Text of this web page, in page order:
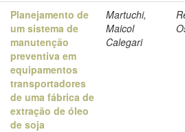
Planejamento de
um sistema de
manutenção
preventiva em
equipamentos
transportadores
de uma fábrica de
extração de óleo
de soja
Martuchi,
Maicol
Calegari